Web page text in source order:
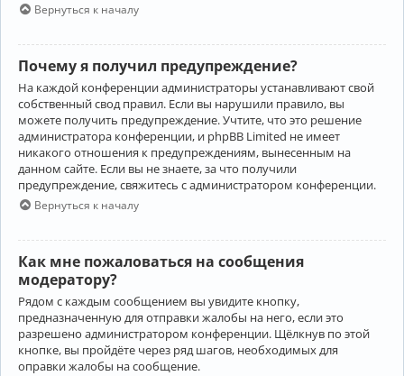
Вернуться к началу
Почему я получил предупреждение?
На каждой конференции администраторы устанавливают свой
собственный свод правил. Если вы нарушили правило, вы
можете получить предупреждение. Учтите, что это решение
администратора конференции, и phpBB Limited не имеет
никакого отношения к предупреждениям, вынесенным на
данном сайте. Если вы не знаете, за что получили
предупреждение, свяжитесь с администратором конференции.
Вернуться к началу
Как мне пожаловаться на сообщения
модератору?
Рядом с каждым сообщением вы увидите кнопку,
предназначенную для отправки жалобы на него, если это
разрешено администратором конференции. Щёлкнув по этой
кнопке, вы пройдёте через ряд шагов, необходимых для
оправки жалобы на сообщение.